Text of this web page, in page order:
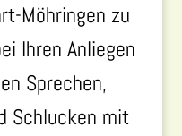
Möhringen zu
Ihren Anliegen
Sprechen,
Schlucken mit